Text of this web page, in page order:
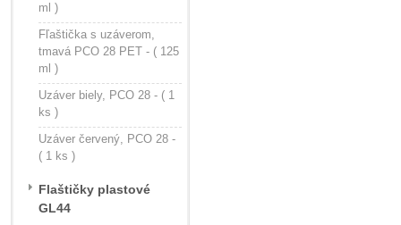
ml )
Fľaštička s uzáverom,
tmavá PCO 28 PET - ( 125
ml )
Uzáver biely, PCO 28 - ( 1
ks )
Uzáver červený, PCO 28 -
( 1 ks )
Flaštičky plastové
GL44